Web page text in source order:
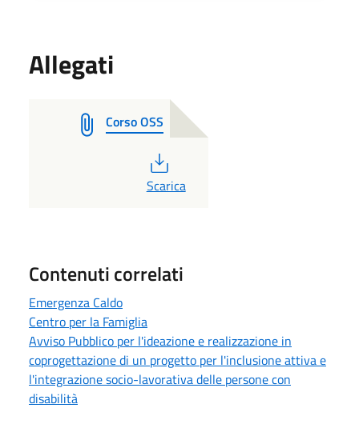
Allegati
Corso OSS
PDF
Scarica
Contenuti correlati
Emergenza Caldo
Centro per la Famiglia
Avviso Pubblico per l'ideazione e realizzazione in
coprogettazione di un progetto per l'inclusione attiva e
l'integrazione socio-lavorativa delle persone con
disabilità